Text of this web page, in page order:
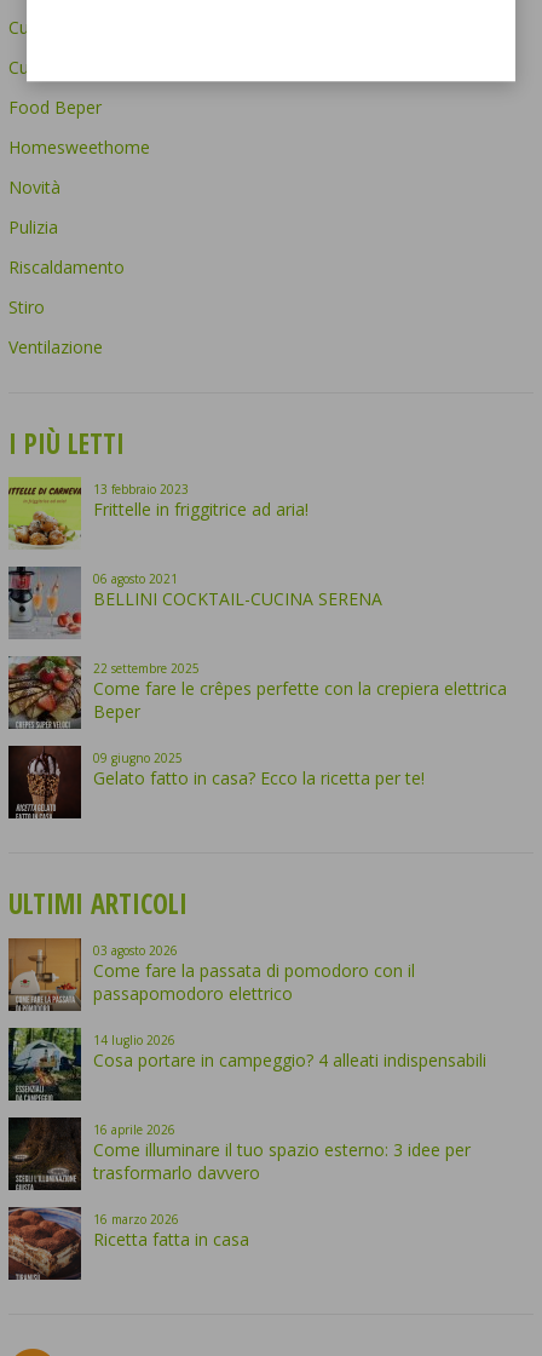
Cura della persona
Curiosità
Food Beper
Homesweethome
Novità
Pulizia
Riscaldamento
Stiro
Ventilazione
I PIÙ LETTI
13 febbraio 2023
Frittelle in friggitrice ad aria!
06 agosto 2021
BELLINI COCKTAIL-CUCINA SERENA
22 settembre 2025
Come fare le crêpes perfette con la crepiera elettrica
Beper
09 giugno 2025
Gelato fatto in casa? Ecco la ricetta per te!
ULTIMI ARTICOLI
03 agosto 2026
Come fare la passata di pomodoro con il
passapomodoro elettrico
14 luglio 2026
Cosa portare in campeggio? 4 alleati indispensabili
16 aprile 2026
Come illuminare il tuo spazio esterno: 3 idee per
trasformarlo davvero
16 marzo 2026
Ricetta fatta in casa